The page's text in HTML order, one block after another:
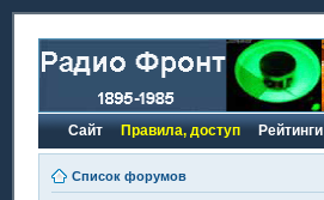
Сайт Правила, доступ Рейтинги
Список форумов